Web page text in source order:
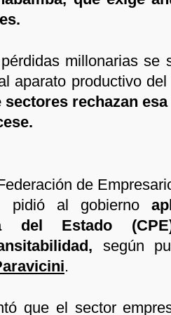
millonarias se
aparato productivo
rechazan
de
pidió al gobierno
del Estado
según
.
que el sector